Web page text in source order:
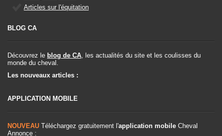
Articles sur l'équitation
BLOG CA
Découvrez le blog de CA, les actualités du site et les coulisses du
monde du cheval.
Les nouveaux articles :
APPLICATION MOBILE
NOUVEAU Téléchargez gratuitement l'application mobile Cheval
Annonce :